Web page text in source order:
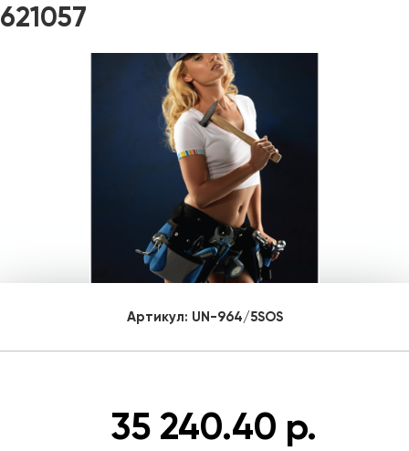
621057
Артикул: UN-964/5SOS
35 240.40 р.